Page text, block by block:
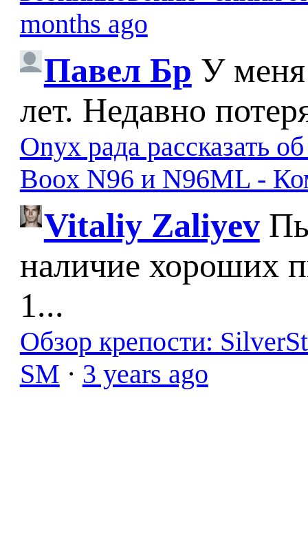
months ago
Павел Бр У меня
лет. Недавно
Onyx рада рассказать
Boox N96 и N96ML -
Vitaliy Zaliyev
наличие хороших
1...
Обзор крепости:
SM · 3 years ago